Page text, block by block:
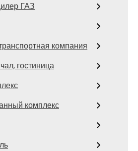
ГАЗ
компания
гостиница
комплекс